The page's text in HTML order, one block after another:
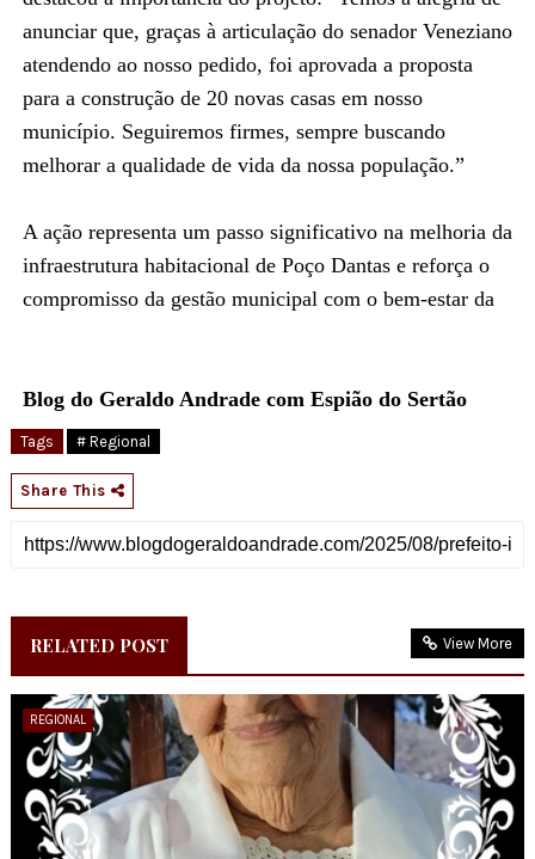
anunciar que, graças à articulação do senador Veneziano
atendendo ao nosso pedido, foi aprovada a proposta
para a construção de 20 novas casas em nosso
município. Seguiremos firmes, sempre buscando
melhorar a qualidade de vida da nossa população.”
A ação representa um passo significativo na melhoria da
infraestrutura habitacional de Poço Dantas e reforça o
compromisso da gestão municipal com o bem-estar da
Blog do Geraldo Andrade com Espião do Sertão
Tags # Regional
Share This
RELATED POST View More
REGIONAL